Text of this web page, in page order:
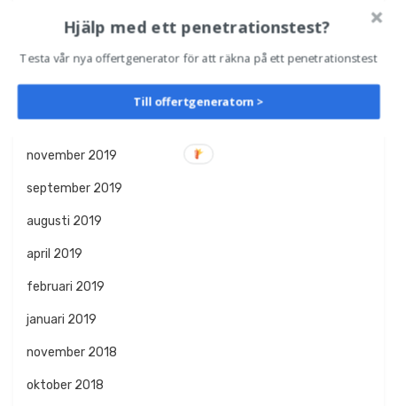
oktober 2020
augusti 2020
april 2020
januari 2020
november 2019
september 2019
augusti 2019
april 2019
februari 2019
januari 2019
november 2018
oktober 2018
Hjälp med ett penetrationstest?
Testa vår nya offertgenerator för att räkna på ett penetrationstest
Till offertgeneratorn >